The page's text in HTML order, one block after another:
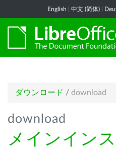
English 中文 (简体)
ダウンロード / download
download
メインイン